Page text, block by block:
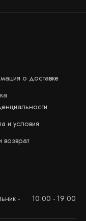
о доставке
и условия
возврат
-
10:00 - 19:00